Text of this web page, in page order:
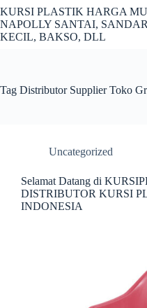
Skip
to
content
KURSI PLASTIK HARGA
NAPOLLY SANTAI,
KECIL, BAKSO, DLL
Tag Distributor Supplier Toko
Uncategorized
Selamat Datang di
DISTRIBUTOR KURSI
INDONESIA